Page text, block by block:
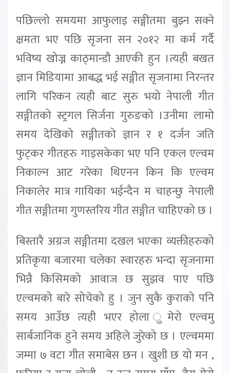
पछिल्लो समयमा आफुलाइ सङ्गीतमा बुझ्न सक्ने
क्षमता भए पछि सृजना सन २०१२ मा कर्म गर्दै
भविष्य खोज्न काठ्मान्डौ आएकी हुन ।त्यही बखत
ज्ञान मिडियामा आबद्ध भई सङ्गीत सृजनामा निरन्तर
लागि परिकन त्यही बाट सुरु भयो नेपाली गीत
सङ्गीतको स्ट्रगल सिर्जना गुरुङको ।उनीमा लामो
समय देखिको सङ्गीतको ज्ञान र १ दर्जन जति
फुट्कर गीतहरु गाइसकेका भए पनि एकल एल्वम
निकाल्न आट गरेका थिएनन किन कि एल्वम
निकालेर मात्र गायिका भईन्दैन म चाहन्छु नेपाली
गीत सङ्गीतमा गुणस्तरिय गीत सङ्गीत चाहिएको छ ।
बिस्तारै अग्रज सङ्गीतमा दखल भएका व्यक्तीहरुको
प्रतिकृया बजारमा चलेका स्वारहरु भन्दा सृजनामा
भिन्नै किसिमको आवाज छ सुझव पाए पछि
एल्वमको बारे सोचेको हु । जुन सुकै कुराको पनि
समय आउँछ त्यही भएर होला ुमेरो एल्वमु
सार्बजानिक हुने समय अहिले जुरेको छ । एल्वममा
जम्मा ७ वटा गीत समाबेस छन । खुशी छ यो मन ,